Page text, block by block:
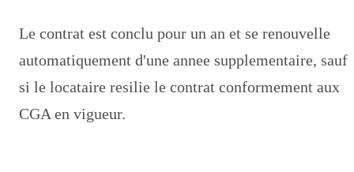
Le contrat est conclu pour un an et se renouvelle
automatiquement d'une annee supplementaire, sauf
si le locataire resilie le contrat conformement aux
CGA en vigueur.